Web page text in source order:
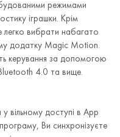
режимами
іграшки. Крім
вибрати набагато
додатку Magic Motion.
керування за допомогою
4.0 та вище.
вільному доступі в App
Ви синхронізуєте